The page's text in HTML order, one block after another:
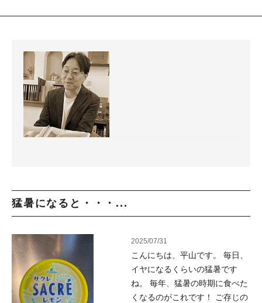
猛暑になると・・・...
2025/07/31
こんにちは、平山です。 毎日、
イヤになるくらいの猛暑です
ね。 毎年、猛暑の時期に食べた
くなるのがこれです！ ご存じの